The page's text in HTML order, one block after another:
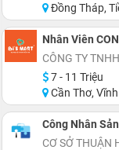
Đồng Tháp,
CÔNG TY
7 - 11 Triệu
Cần Thơ,
Công Nhân
CƠ SỞ THUẬN